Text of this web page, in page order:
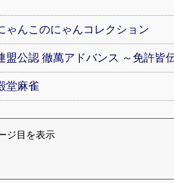
ゃんこのにゃんコレクション
盟公認 徹萬アドバンス ～免許皆
堂麻雀
ジ目を表示